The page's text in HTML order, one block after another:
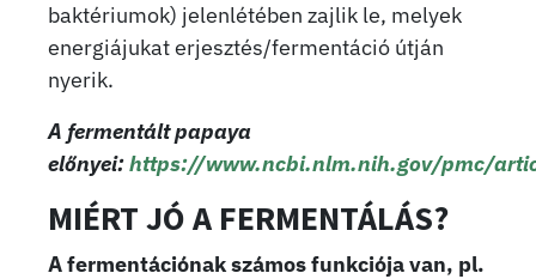
baktériumok) jelenlétében zajlik le, melyek
energiájukat erjesztés/fermentáció útján
nyerik.
A fermentált papaya
előnyei:https://www.ncbi.nlm.nih.gov/pmc/
MIÉRT JÓ A FERMENTÁLÁS?
A fermentációnak számos funkciója van, pl.